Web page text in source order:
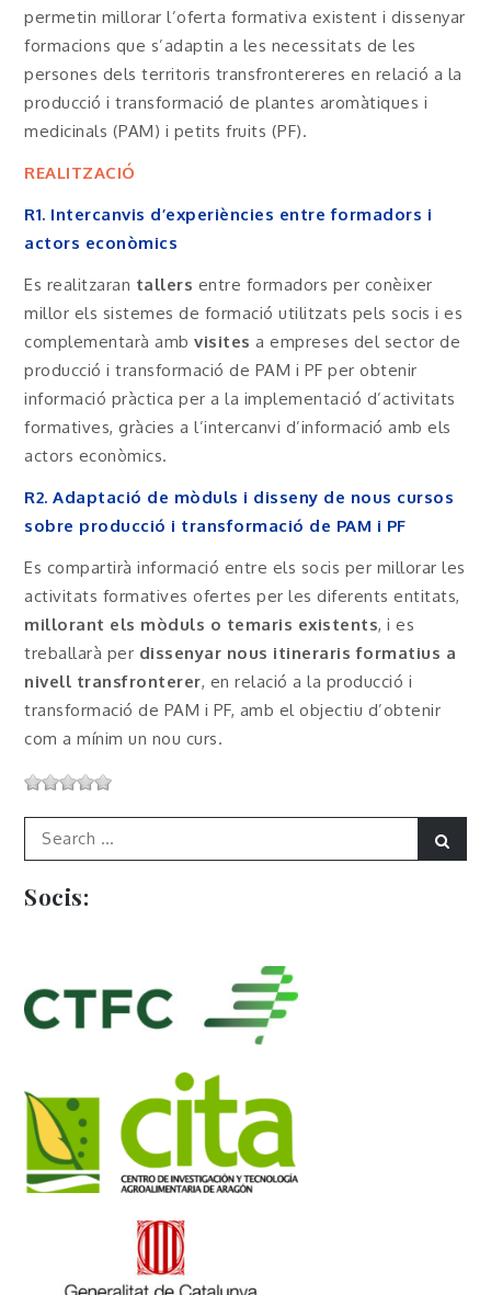
permetin millorar l’oferta formativa existent i dissenyar
formacions que s’adaptin a les necessitats de les
persones dels territoris transfrontereres en relació a la
producció i transformació de plantes aromàtiques i
medicinals (PAM) i petits fruits (PF).
REALITZACIÓ
R1. Intercanvis d’experiències entre formadors i
actors econòmics
Es realitzaran tallers entre formadors per conèixer
millor els sistemes de formació utilitzats pels socis i es
complementarà ambvisitesa empreses del sector de
producció i transformació de PAM i PF per obtenir
informació pràctica per a la implementació d’activitats
formatives, gràcies a l’intercanvi d’informació amb els
actors econòmics.
R2. Adaptació de mòduls i disseny de nous cursos
sobre producció i transformació de PAM i PF
Es compartirà informació entre els socis per millorar les
activitats formatives ofertes per les diferents entitats,
millorant els mòduls o temaris existents, i es
treballarà per dissenyar nous itineraris formatius a
nivell transfronterer, en relació a la producció i
transformació de PAM i PF, amb el objectiu d’obtenir
com a mínim un nou curs.
Search
for:
Socis: